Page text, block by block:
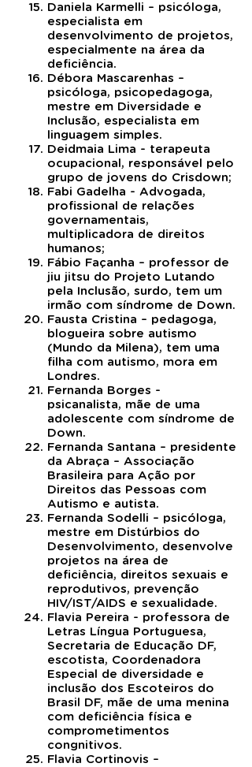
Daniela Karmelli – psicóloga,
especialista em
desenvolvimento de projetos,
especialmente na área da
deficiência.
Débora Mascarenhas –
psicóloga, psicopedagoga,
mestre em Diversidade e
Inclusão, especialista em
linguagem simples.
Deidmaia Lima - terapeuta
ocupacional, responsável pelo
grupo de jovens do Crisdown;
Fabi Gadelha - Advogada,
profissional de relações
governamentais,
multiplicadora de direitos
humanos;
Fábio Façanha – professor de
jiu jitsu do Projeto Lutando
pela Inclusão, surdo, tem um
irmão com síndrome de Down.
Fausta Cristina – pedagoga,
blogueira sobre autismo
(Mundo da Milena), tem uma
filha com autismo, mora em
Londres.
Fernanda Borges -
psicanalista, mãe de uma
adolescente com síndrome de
Down.
Fernanda Santana – presidente
da Abraça – Associação
Brasileira para Ação por
Direitos das Pessoas com
Autismo e autista.
Fernanda Sodelli – psicóloga,
mestre em Distúrbios do
Desenvolvimento, desenvolve
projetos na área de
deficiência, direitos sexuais e
reprodutivos, prevenção
HIV/IST/AIDS e sexualidade.
Flavia Pereira - professora de
Letras Língua Portuguesa,
Secretaria de Educação DF,
escotista, Coordenadora
Especial de diversidade e
inclusão dos Escoteiros do
Brasil DF, mãe de uma menina
com deficiência física e
comprometimentos
congnitivos.
Flavia Cortinovis –